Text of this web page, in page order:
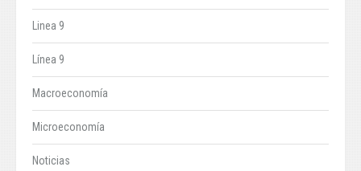
Linea 9
Línea 9
Macroeconomía
Microeconomía
Noticias